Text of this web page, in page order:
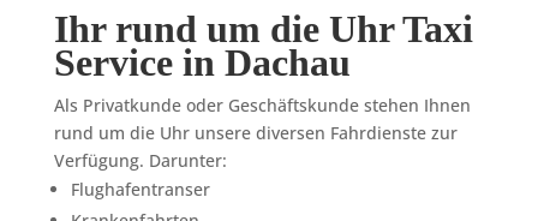
Ihr rund um die Uhr Taxi
Service in Dachau
Als Privatkunde oder Geschäftskunde stehen Ihnen
rund um die Uhr unsere diversen Fahrdienste zur
Verfügung. Darunter:
Flughafentranser